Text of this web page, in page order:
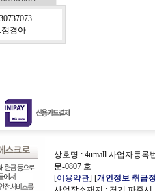
경아
상호명 : 4umall 사업자등록
문-0807 호
[이용약관] [개인정보 취급